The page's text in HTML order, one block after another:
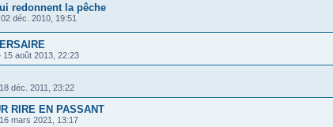
redonnent la pêche
02 déc. 2010, 19:51
15 août 2013, 22:23
18 déc. 2011, 23:22
RIRE EN PASSANT
16 mars 2021, 13:17